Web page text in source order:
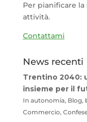
Per pianificare
attività.
Contattami
News recenti
Trentino 2040:
insieme per il
In autonomia, Blog,
Commercio,